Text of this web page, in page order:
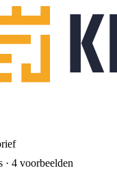
· 4 voorbeelden